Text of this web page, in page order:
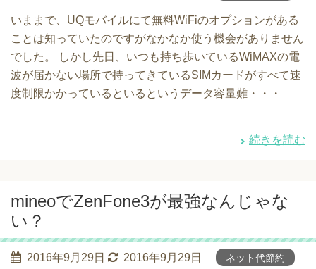
いままで、UQモバイルにて無料WiFiのオプションがある
ことは知っていたのですがなかなか使う機会がありません
でした。 しかし先日、いつも持ち歩いているWiMAXの電
波が届かない場所で持ってきているSIMカードがすべて速
度制限かかっているといるというデータ容量難・・・
続きを読む
mineoでZenFone3が最強なんじゃな
い？
2016年9月29日 2016年9月29日 ネット代節約